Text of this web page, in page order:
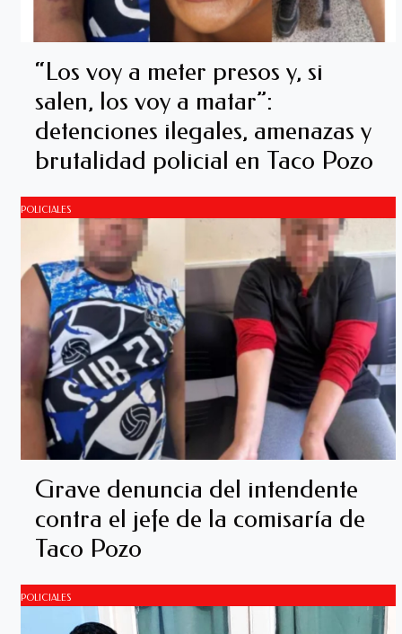
“Los voy a meter presos y, si
salen, los voy a matar”:
detenciones ilegales, amenazas y
brutalidad policial en Taco Pozo
POLICIALES
Grave denuncia del intendente
contra el jefe de la comisaría de
Taco Pozo
POLICIALES